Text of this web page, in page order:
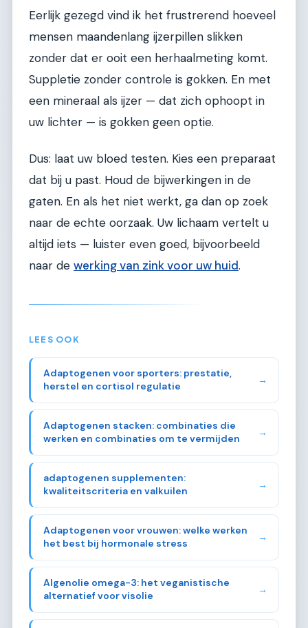
Eerlijk gezegd vind ik het frustrerend hoeveel
mensen maandenlang ijzerpillen slikken
zonder dat er ooit een herhaalmeting komt.
Suppletie zonder controle is gokken. En met
een mineraal als ijzer — dat zich ophoopt in
uw lichter — is gokken geen optie.
Dus: laat uw bloed testen. Kies een preparaat
dat bij u past. Houd de bijwerkingen in de
gaten. En als het niet werkt, ga dan op zoek
naar de echte oorzaak. Uw lichaam vertelt u
altijd iets — luister even goed, bijvoorbeeld
naar de werking van zink voor uw huid.
LEES OOK
Adaptogenen voor sporters: prestatie,
herstel en cortisol regulatie
→
Adaptogenen stacken: combinaties die
werken en combinaties om te vermijden
→
adaptogenen supplementen:
kwaliteitscriteria en valkuilen
→
Adaptogenen voor vrouwen: welke werken
het best bij hormonale stress
→
Algenolie omega-3: het veganistische
alternatief voor visolie
→